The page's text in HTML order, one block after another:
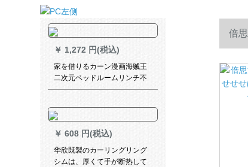
￥ 1,272 円(税込)
家を借りるカーン漫画海贼王
二次元ベッドルームリンチ不
要マジックテーダーダーダー
けぶとん青白あなたの名前は2
セット-幅150*高200 CMで
す。
￥ 608 円(税込)
华欣既製のカーリングリング
シムは、厚くて手が断热して
倍
チル